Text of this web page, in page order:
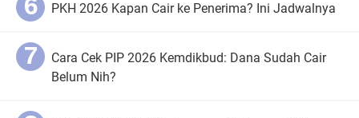
PKH 2026 Kapan Cair ke Penerima? Ini Jadwalnya
Cara Cek PIP 2026 Kemdikbud: Dana Sudah Cair
Belum Nih?